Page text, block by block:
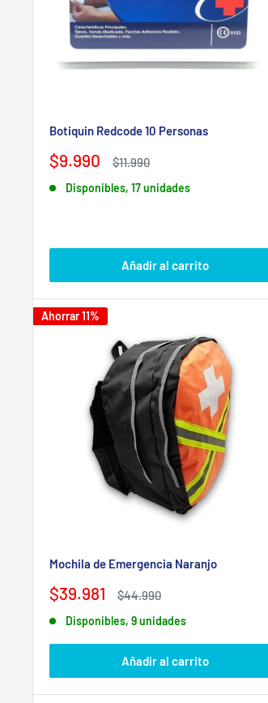
Sí. La falta de implementación
trabajadores.
Si necesitas más opciones, visita
Botiquin Redcode 10 Personas
Precio
venta
$9.990
Precio
$11.990
Disponibles, 17 unidades
Añadir al carrito
Ahorrar 11%
Mochila de Emergencia Naranjo
Precio
venta
$39.981
Precio
$44.990
Disponibles, 9 unidades
Añadir al carrito